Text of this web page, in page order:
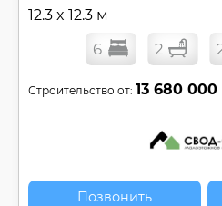
12.3 x 12.3 м
6 2
Строительство от: 13 680 000
Позвонить